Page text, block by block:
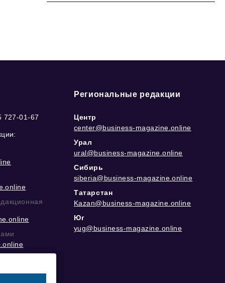
727-01-67
Региональные редакции
Центр
center@business-magazine.online
Урал
ural@business-magazine.online
Сибирь
siberia@business-magazine.online
Татарстан
Kazan@business-magazine.online
Юг
yug@business-magazine.online